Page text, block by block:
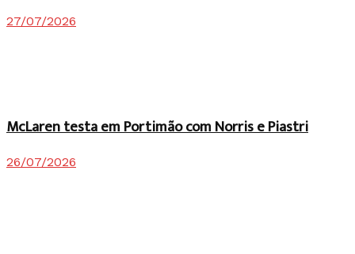
27/07/2026
McLaren testa em Portimão com Norris e Piastri
26/07/2026